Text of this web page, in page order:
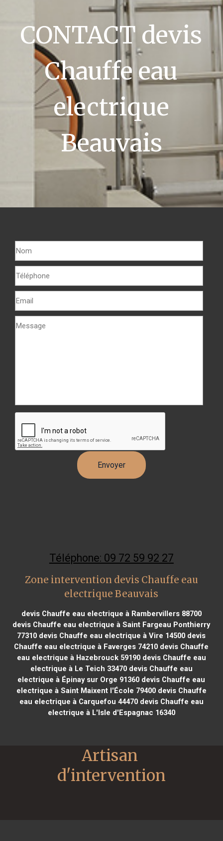
CONTACT devis
Chauffe eau
electrique
Beauvais
Téléphone: 09 72 59 92 27
Zone intervention devis Chauffe eau
electrique Beauvais
devis Chauffe eau electrique à Rambervillers 88700
devis Chauffe eau electrique à Saint Fargeau Ponthierry
77310 devis Chauffe eau electrique à Vire 14500 devis
Chauffe eau electrique à Faverges 74210 devis Chauffe
eau electrique à Hazebrouck 59190devis Chauffe eau
electrique à Le Teich 33470devis Chauffe eau
electrique à Épinay sur Orge 91360 devis Chauffe eau
electrique à Saint Maixent l'École 79400devis Chauffe
eau electrique à Carquefou 44470devis Chauffe eau
electrique à L'Isle d'Espagnac 16340
Artisan
d'intervention